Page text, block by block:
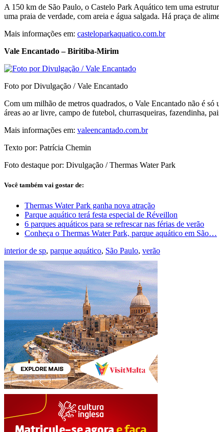
A 150 km de São Paulo, o Castelo Park Aquático tem uma
uma praia de verdade, com areia e água salgada. Há praça de
Mais informações em: casteloparkaquatico.com.br
Vale Encantado – Biritiba-Mirim
Foto por Divulgação / Vale Encantado
Com um milhão de metros quadrados, o Vale Encantado não é
áreas ao ar livre, campo de futebol, churrasqueiras, fazendinha,
Mais informações em: valeencantado.com.br
Texto por: Patrícia Chemin
Foto destaque por: Divulgação / Thermas Water Park
Você também vai gostar de:
Thermas Water Park ganha nova atração
Parque aquático terá festa especial de Réveillon
6 parques aquáticos para se refrescar nas férias de verão
Conheça o Thermas Water Park, parque aquático em São…
interior de sp, parque aquático, São Paulo, verão